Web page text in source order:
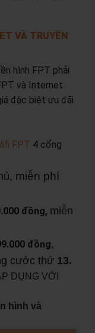
VÀ TRUYỀN
hình FPT phải
và Internet
đặc biệt ưu đãi
FPT 4 cổng
miễn phí
đồng, miễn
đồng,
cước thứ 13.
DỤNG VỚI
hình và